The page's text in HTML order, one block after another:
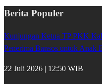
Berita Populer
Kunjungan Ketua TP PKK
Penerima Bansos untuk Anak
22 Juli 2026 | 12:50 WIB